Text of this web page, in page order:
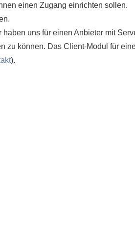
einen Zugang einrichten sollen.
uns für einen Anbieter mit
zu können. Das Client-Modul für
).